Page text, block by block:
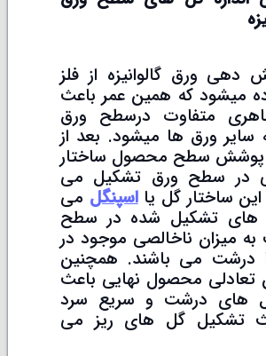
دهی ورق گالوانیزه از فلز
میشود که همین عمر باعث
متفاوت درسطح ورق
سایر ورق ها میشود. بعد از
سطح محصول ساختار
در سطح ورق تشکیل می
ساختار گل یا اسپنگل می
های تشکیل شده در سطح
میزان ناخالصی موجود در
درشت می باشند. همچنین
محصول نهایی باعث
های درشت و سریع سرد
تشکیل گل های ریز می